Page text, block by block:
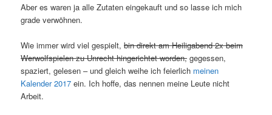
Aber es waren ja alle Zutaten eingekauft und so lasse ich mich
grade verwöhnen.
Wie immer wird viel gespielt,bin direkt am Heiligabend 2x beim
Werwolfspielen zu Unrecht hingerichtet worden, gegessen,
spaziert, gelesen – und gleich weihe ich feierlich meinen
Kalender 2017 ein. Ich hoffe, das nennen meine Leute nicht
Arbeit.